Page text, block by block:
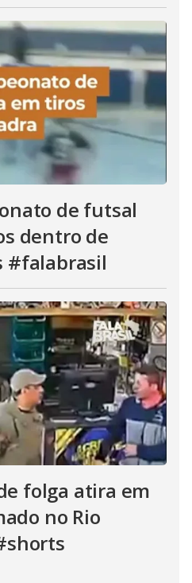
de futsal
dentro de
#falabrasil
folga atira em
no Rio